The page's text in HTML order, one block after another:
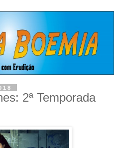
2ª Temporada